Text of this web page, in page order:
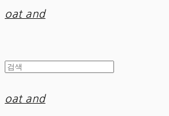
oat and
oat and